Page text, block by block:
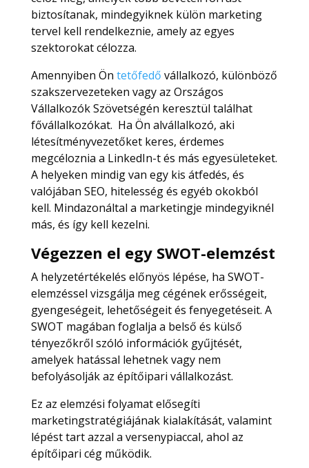
biztosítanak, mindegyiknek külön marketing
tervel kell rendelkeznie, amely az egyes
szektorokat célozza.
Amennyiben Ön tetőfedő vállalkozó, különböző
szakszervezeteken vagy az Országos
Vállalkozók Szövetségén keresztül találhat
fővállalkozókat. Ha Ön alvállalkozó, aki
létesítményvezetőket keres, érdemes
megcéloznia a LinkedIn-t és más egyesületeket.
A helyeken mindig van egy kis átfedés, és
valójában SEO, hitelesség és egyéb okokból
kell. Mindazonáltal a marketingje mindegyiknél
más, és így kell kezelni.
Végezzen el egy SWOT-elemzést
A helyzetértékelés előnyös lépése, ha SWOT-
elemzéssel vizsgálja meg cégének erősségeit,
gyengeségeit, lehetőségeit és fenyegetéseit. A
SWOT magában foglalja a belső és külső
tényezőkről szóló információk gyűjtését,
amelyek hatással lehetnek vagy nem
befolyásolják az építőipari vállalkozást.
Ez az elemzési folyamat elősegíti
marketingstratégiájának kialakítását, valamint
lépést tart azzal a versenypiaccal, ahol az
építőipari cég működik.